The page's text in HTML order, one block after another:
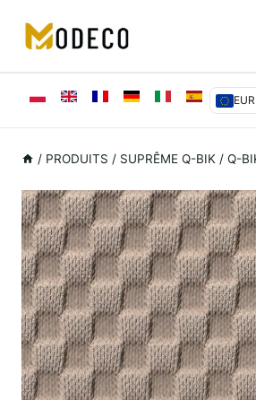
content
EUR
/ PRODUITS / SUPRÊME Q-BIK / Q-